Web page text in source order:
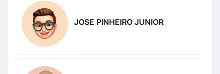
JOSE PINHEIRO JUNIOR